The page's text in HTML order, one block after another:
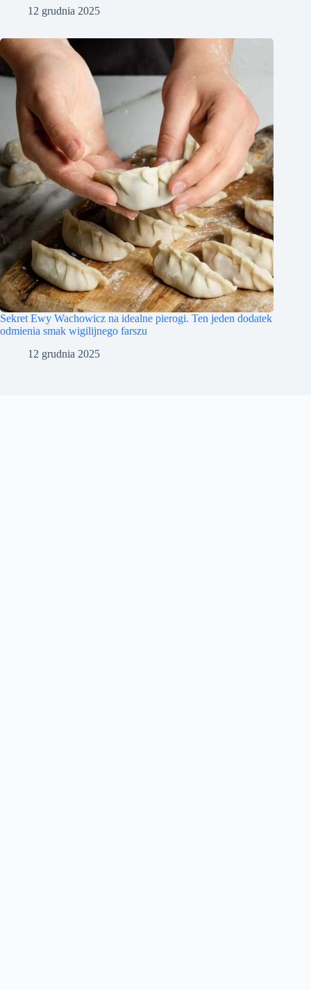
12 grudnia 2025
Sekret Ewy Wachowicz na idealne pierogi. Ten jeden dodatek
odmienia smak wigilijnego farszu
12 grudnia 2025